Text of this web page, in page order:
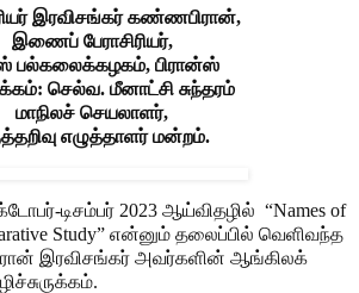
இரவிசங்கர் கண்ணபிரான்,
இணைப் பேராசிரியர்,
பல்கலைக்கழகம், பிரான்ஸ்
செல்வ. மீனாட்சி சுந்தரம்
மாநிலச் செயலாளர்,
எழுத்தாளர் மன்றம்.
டிசம்பர் 2023 ஆய்விதழில் “Names of
Study” என்னும் தலைப்பில் வெளிவந்த
இரவிசங்கர் அவர்களின் ஆங்கிலக்